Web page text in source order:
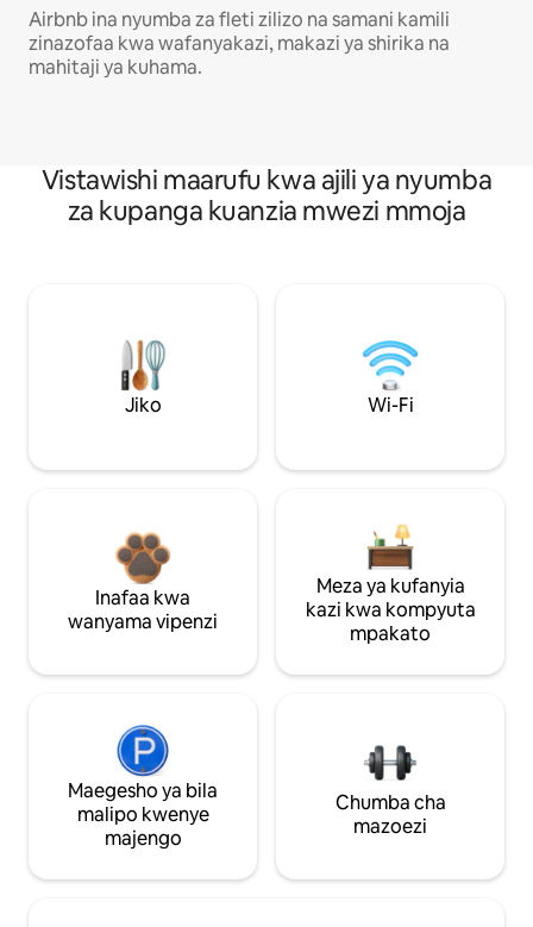
Airbnb ina nyumba za fleti zilizo na samani kamili
zinazofaa kwa wafanyakazi, makazi ya shirika na
mahitaji ya kuhama.
Vistawishi maarufu kwa ajili ya nyumba
za kupanga kuanzia mwezi mmoja
Jiko Wi-Fi
Inafaa kwa
wanyama vipenzi
Meza ya kufanyia
kazi kwa kompyuta
mpakato
Maegesho ya bila
malipo kwenye
majengo
Chumba cha
mazoezi